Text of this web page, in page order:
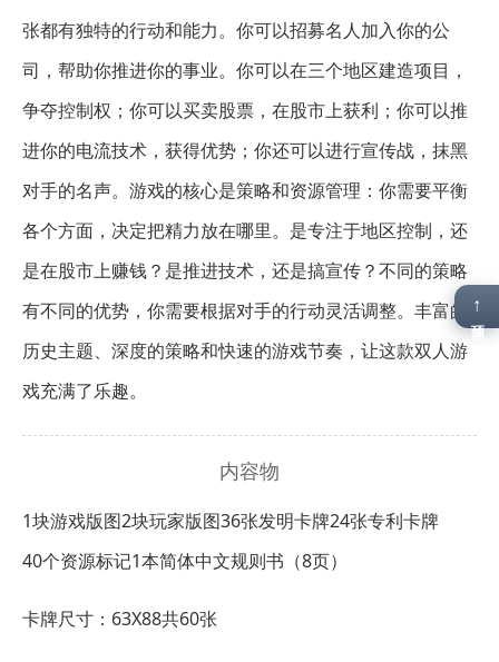
张都有独特的行动和能力。你可以招募名人加入你的公
司，帮助你推进你的事业。你可以在三个地区建造项目，
争夺控制权；你可以买卖股票，在股市上获利；你可以推
进你的电流技术，获得优势；你还可以进行宣传战，抹黑
对手的名声。游戏的核心是策略和资源管理：你需要平衡
各个方面，决定把精力放在哪里。是专注于地区控制，还
是在股市上赚钱？是推进技术，还是搞宣传？不同的策略
有不同的优势，你需要根据对手的行动灵活调整。丰富的
历史主题、深度的策略和快速的游戏节奏，让这款双人游
戏充满了乐趣。
内容物
1块游戏版图2块玩家版图36张发明卡牌24张专利卡牌
40个资源标记1本简体中文规则书（8页）
卡牌尺寸：63X88共60张
↑